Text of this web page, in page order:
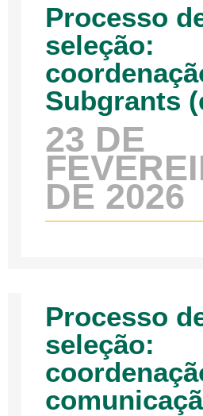
Processo
seleção:
Subgrants
23 DE
DE 2026
Processo
seleção: